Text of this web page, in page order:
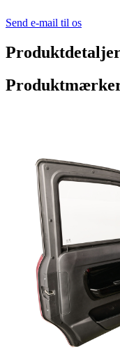
Send e-mail til os